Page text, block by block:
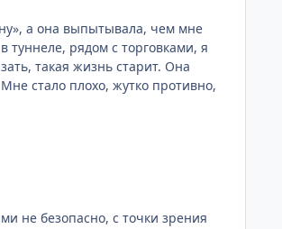
а она выпытывала, чем мне
туннеле, рядом с торговками, я
такая жизнь старит. Она
стало плохо, жутко противно,
не безопасно, с точки зрения